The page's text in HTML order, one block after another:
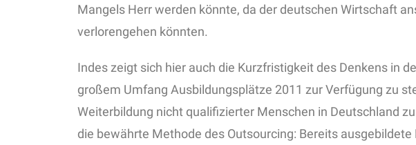
Mangels Herr werden könnte, da der deutschen Wirtschaft
verlorengehen könnten.
Indes zeigt sich hier auch die Kurzfristigkeit des Denkens in
großem Umfang Ausbildungsplätze 2011 zur Verfügung zu
Weiterbildung nicht qualifizierter Menschen in Deutschland
die bewährte Methode des Outsourcing: Bereits